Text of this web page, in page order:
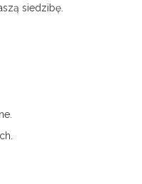
siedzibę.